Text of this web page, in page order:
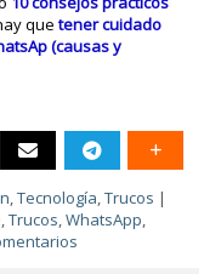
quetener cuidado
(causas y
,Tecnología,Trucos |
,Trucos,WhatsApp,